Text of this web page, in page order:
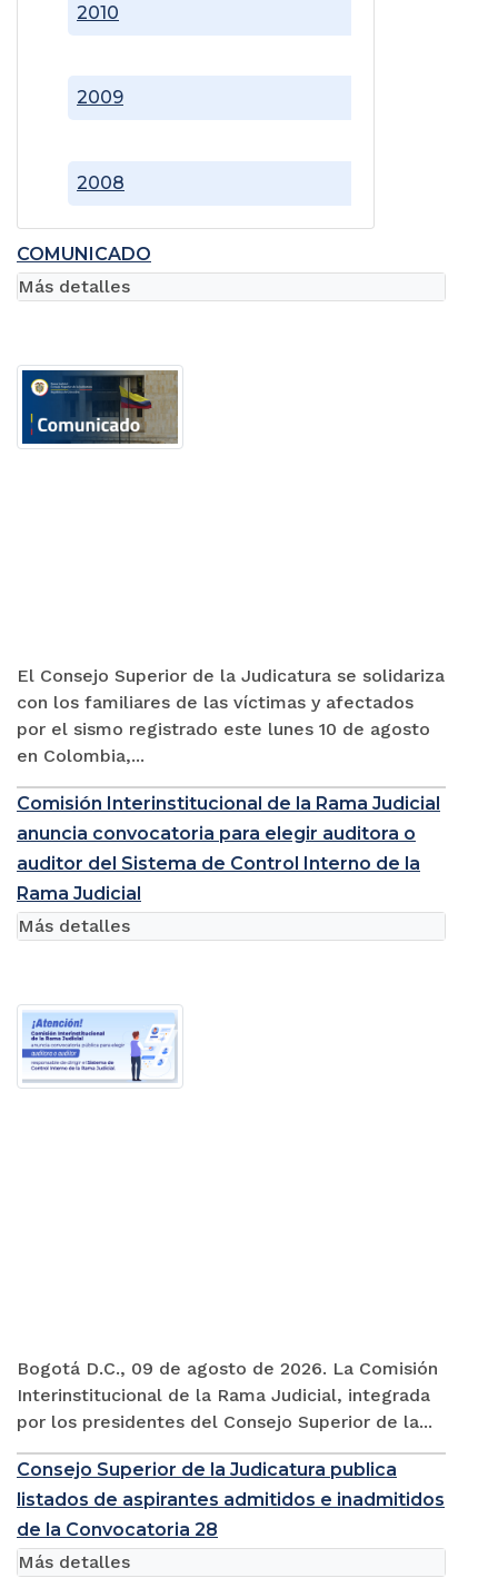
2008
2009
2010
COMUNICADO
El Consejo Superior de la Judicatura se solidariza
con los familiares de las víctimas y afectados
por el sismo registrado este lunes 10 de agosto
en Colombia,...
Más detalles
Comisión Interinstitucional de la Rama Judicial
anuncia convocatoria para elegir auditora o
auditor del Sistema de Control Interno de la
Rama Judicial
Bogotá D.C., 09 de agosto de 2026. La Comisión
Interinstitucional de la Rama Judicial, integrada
por los presidentes del Consejo Superior de la...
Más detalles
Consejo Superior de la Judicatura publica
listados de aspirantes admitidos e inadmitidos
de la Convocatoria 28
Más detalles